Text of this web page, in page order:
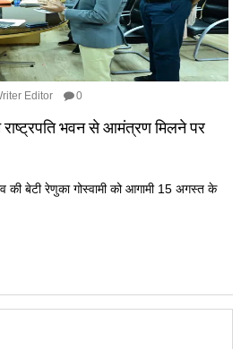
Editor 0
राष्ट्रपति भवन से आमंत्रण मिलने पर
की बेटी रेणुका गोस्वामी को आगामी 15 अगस्त के